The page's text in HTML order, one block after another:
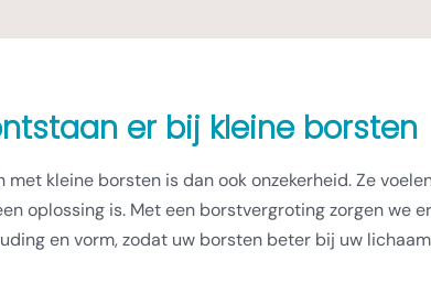
er bij kleine borsten
kleine borsten is dan ook onzekerheid. Ze
oplossing is. Met een borstvergroting zorgen we
en vorm, zodat uw borsten beter bij uw